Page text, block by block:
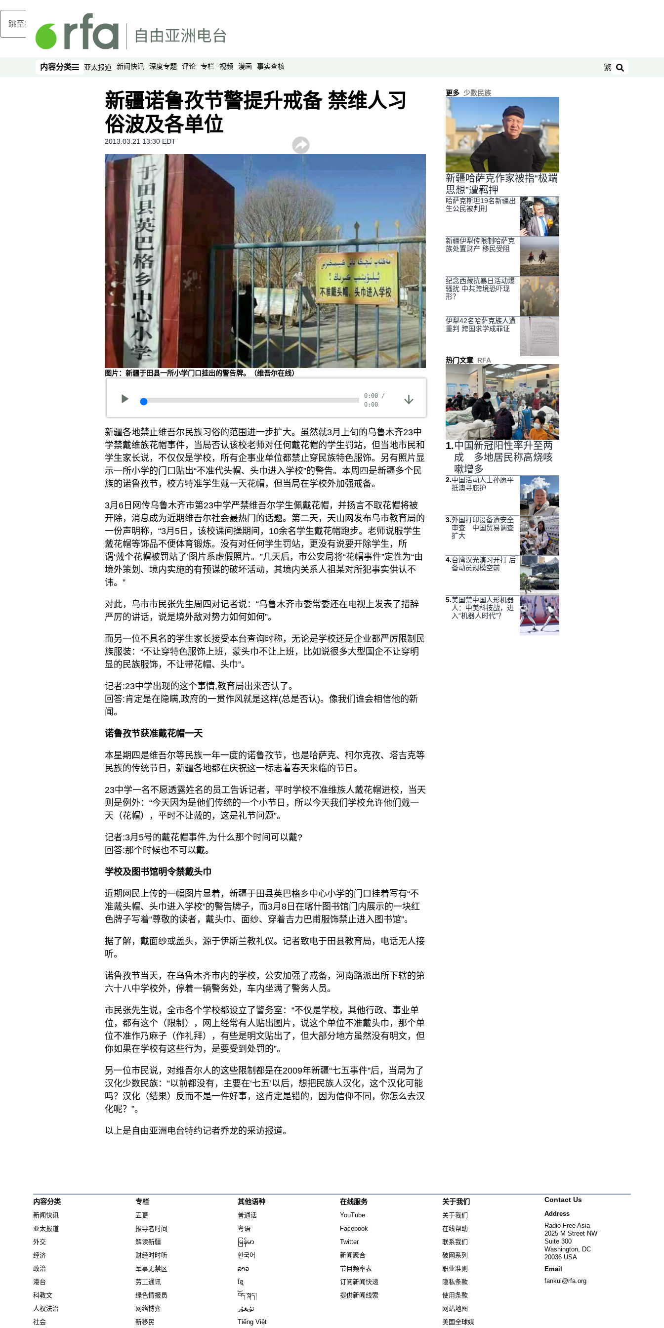
跳至主内容
内容分类
内容分类 亚太报道 新闻快讯 深度专题 评论 专栏 视频 漫画 事实查核 繁
搜索
观点
专题与访谈
新疆诺鲁孜节警提升戒备 禁维人习
俗波及各单位
2013.03.21 13:30 EDT
图片：新疆于田县一所小学门口挂出的警告牌。（维吾尔在线）
0:00 /
0:00
新疆各地禁止维吾尔民族习俗的范围进一步扩大。虽然就3月上旬的乌鲁木齐23中
学禁戴维族花帽事件，当局否认该校老师对任何戴花帽的学生罚站，但当地市民和
学生家长说，不仅仅是学校，所有企事业单位都禁止穿民族特色服饰。另有照片显
示一所小学的门口贴出“不准代头帽、头巾进入学校”的警告。本周四是新疆多个民
族的诺鲁孜节，校方特准学生戴一天花帽，但当局在学校外加强戒备。
3月6日网传乌鲁木齐市第23中学严禁维吾尔学生佩戴花帽，并扬言不取花帽将被
开除，消息成为近期维吾尔社会最热门的话题。第二天，天山网发布乌市教育局的
一份声明称，“3月5日，该校课间操期间，10余名学生戴花帽跑步。老师说服学生
戴花帽等饰品不便体育锻炼。没有对任何学生罚站，更没有说要开除学生，所
谓‘戴个花帽被罚站了’图片系虚假照片。”几天后，市公安局将“花帽事件”定性为“由
境外策划、境内实施的有预谋的破坏活动，其境内关系人祖某对所犯事实供认不
讳。”
对此，乌市市民张先生周四对记者说：“乌鲁木齐市委常委还在电视上发表了措辞
严厉的讲话，说是境外敌对势力如何如何”。
而另一位不具名的学生家长接受本台查询时称，无论是学校还是企业都严厉限制民
族服装：“不让穿特色服饰上班，蒙头巾不让上班，比如说很多大型国企不让穿明
显的民族服饰，不让带花帽、头巾”。
记者:23中学出现的这个事情,教育局出来否认了。
回答:肯定是在隐瞒,政府的一贯作风就是这样(总是否认)。像我们谁会相信他的新
闻。
诺鲁孜节获准戴花帽一天
本星期四是维吾尔等民族一年一度的诺鲁孜节，也是哈萨克、柯尔克孜、塔吉克等
民族的传统节日，新疆各地都在庆祝这一标志着春天来临的节日。
23中学一名不愿透露姓名的员工告诉记者，平时学校不准维族人戴花帽进校，当天
则是例外：“今天因为是他们传统的一个小节日，所以今天我们学校允许他们戴一
天（花帽），平时不让戴的，这是礼节问题”。
记者:3月5号的戴花帽事件,为什么那个时间可以戴?
回答:那个时候也不可以戴。
学校及图书馆明令禁戴头巾
近期网民上传的一幅图片显着，新疆于田县英巴格乡中心小学的门口挂着写有“不
准戴头帽、头巾进入学校”的警告牌子，而3月8日在喀什图书馆门内展示的一块红
色牌子写着“尊敬的读者，戴头巾、面纱、穿着吉力巴甫服饰禁止进入图书馆”。
据了解，戴面纱或盖头，源于伊斯兰教礼仪。记者致电于田县教育局，电话无人接
听。
诺鲁孜节当天，在乌鲁木齐市内的学校，公安加强了戒备，河南路派出所下辖的第
六十八中学校外，停着一辆警务处，车内坐满了警务人员。
市民张先生说，全市各个学校都设立了警务室：“不仅是学校，其他行政、事业单
位，都有这个（限制），网上经常有人贴出图片，说这个单位不准戴头巾，那个单
位不准作乃麻子（作礼拜），有些是明文贴出了，但大部分地方虽然没有明文，但
你如果在学校有这些行为，是要受到处罚的”。
另一位市民说，对维吾尔人的这些限制都是在2009年新疆“七五事件”后，当局为了
汉化少数民族：“以前都没有，主要在‘七五’以后，想把民族人汉化，这个汉化可能
吗？汉化（结果）反而不是一件好事，这肯定是错的，因为信仰不同，你怎么去汉
化呢？”。
以上是自由亚洲电台特约记者乔龙的采访报道。
更多 少数民族
新疆哈萨克作家被指“极端
思想”遭羁押
哈萨克斯坦19名新疆出
生公民被判刑
新疆伊犁传限制哈萨克
族处置财产 移民受阻
纪念西藏抗暴日活动爆
骚扰 中共跨境恐吓现
形？
伊犁42名哈萨克族人遭
重判 跨国求学成罪证
热门文章 RFA
1.中国新冠阳性率升至两
成 多地居民称高烧咳
嗽增多
2.中国活动人士孙愿平
抵澳寻庇护
3.外国打印设备遭安全
审查 中国贸易调查
扩大
4.台湾汉光演习开打 后
备动员规模空前
5.美国禁中国人形机器
人：中美科技战，进
入“机器人时代”？
内容分类
新闻快讯
亚太报道
外交
经济
政治
港台
科教文
人权法治
社会
专栏
五更
报导者时间
解读新疆
财经时时听
军事无禁区
劳工通讯
绿色情报员
网络博弈
新移民
其他语种
普通话
粤语
မြန်မာ
한국어
ລາວ
ខ្មែ
བོད་སྐད།
ئۇيغۇر
Tiếng Việt
在线服务
YouTube
Facebook
Twitter
新闻聚合
节目频率表
订阅新闻快递
提供新闻线索
关于我们
关于我们
在线帮助
联系我们
破网系列
职业准则
隐私条款
使用条款
网站地图
美国全球媒
Contact Us
Address
Radio Free Asia
2025 M Street NW
Suite 300
Washington, DC
20036 USA
Email
fankui@rfa.org